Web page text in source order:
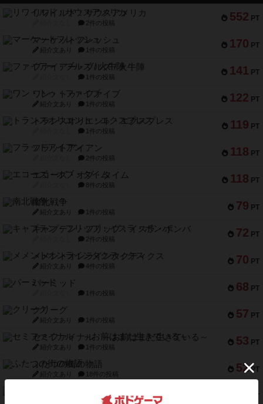
552 PT
リワイルド：サウスアメリカ
2件の投稿
170 PT
マーケットフレッシュ
紹介文あり 1件の投稿
141 PT
ファイアー・ブルズ / 火牛陣
1件の投稿
122 PT
ワン・トゥ・ファイブ
紹介文あり 1件の投稿
119 PT
トランスオリエント・エクスプレス
1件の投稿
118 PT
フラットアイアン
2件の投稿
118 PT
エコーズ・オブ・タイム
8件の投稿
79 PT
南北戦争
紹介文あり 1件の投稿
72 PT
キャプテン・フリップ：イスラ・ボンバ
2件の投稿
70 PT
メメントオンラインタクティクス
紹介文あり 4件の投稿
68 PT
パーミッド
1件の投稿
57 PT
クリーグ
紹介文あり 1件の投稿
53 PT
セミファイナル ～お前はまだ生きている～
紹介文あり 1件の投稿
52 PT
ふたつの街の物語
紹介文あり 18件の投稿
PT
4件の投稿